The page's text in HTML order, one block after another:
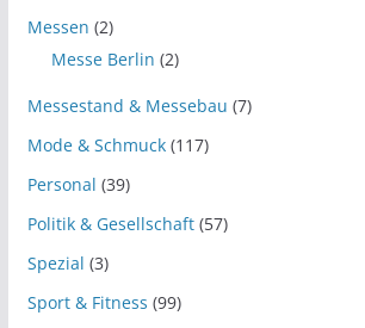
Messen (2)
Messe Berlin (2)
Messestand & Messebau (7)
Mode & Schmuck(117)
Personal (39)
Politik & Gesellschaft(57)
Spezial (3)
Sport & Fitness (99)